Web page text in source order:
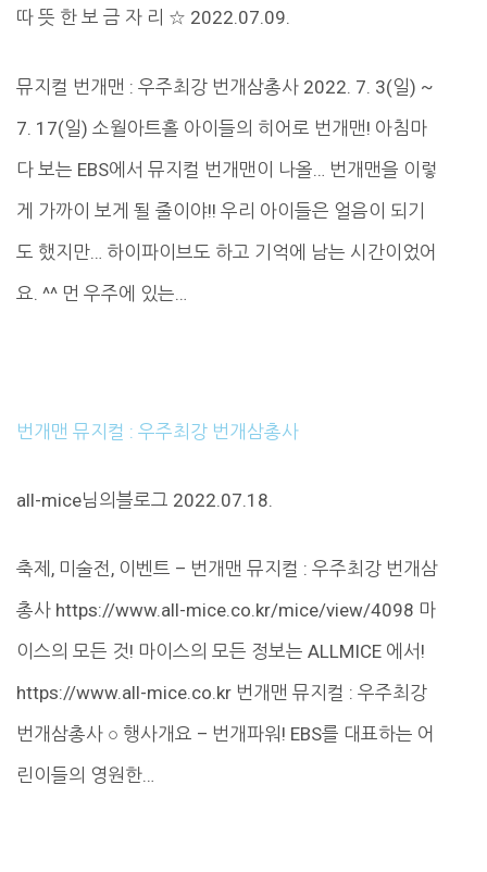
따 뜻 한 보 금 자 리 ☆ 2022.07.09.
뮤지컬 번개맨 : 우주최강 번개삼총사 2022. 7. 3(일) ~
7. 17(일) 소월아트홀 아이들의 히어로 번개맨! 아침마
다 보는 EBS에서 뮤지컬 번개맨이 나올… 번개맨을 이렇
게 가까이 보게 될 줄이야!! 우리 아이들은 얼음이 되기
도 했지만… 하이파이브도 하고 기억에 남는 시간이었어
요. ^^ 먼 우주에 있는…
번개맨 뮤지컬 : 우주최강 번개삼총사
all-mice님의블로그 2022.07.18.
축제, 미술전, 이벤트 – 번개맨 뮤지컬 : 우주최강 번개삼
총사 https://www.all-mice.co.kr/mice/view/4098 마
이스의 모든 것! 마이스의 모든 정보는 ALLMICE 에서!
https://www.all-mice.co.kr 번개맨 뮤지컬 : 우주최강
번개삼총사 ○ 행사개요 – 번개파워! EBS를 대표하는 어
린이들의 영원한…